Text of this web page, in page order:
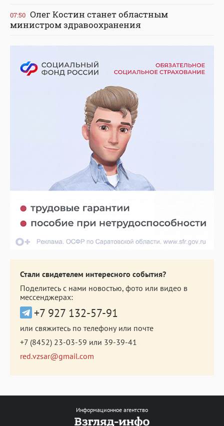
07:50 Олег Костин станет областным
министром здравоохранения
Стали свидетелем интересного события?
Поделитесь с нами новостью, фото или видео в
мессенджерах:
+7 927 132-57-91
или свяжитесь по телефону или почте
+7 (8452) 23-03-59 или 39-39-41
red.vzsar@gmail.com
Информационное агентство